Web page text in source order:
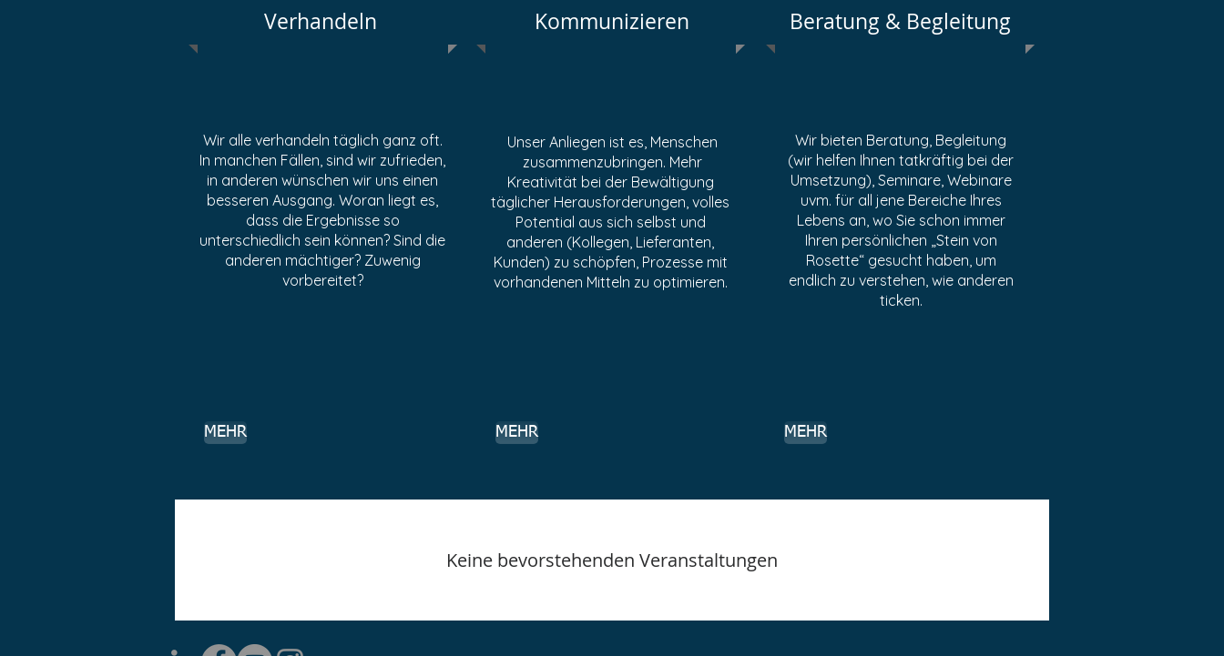
Verhandeln
Wir alle verhandeln täglich ganz oft.
In manchen Fällen, sind wir zufrieden,
in anderen wünschen wir uns einen
besseren Ausgang. Woran liegt es,
dass die Ergebnisse so
unterschiedlich sein können? Sind die
anderen mächtiger? Zuwenig
vorbereitet?
MEHR
Kommunizieren
Unser Anliegen ist es, Menschen
zusammenzubringen. Mehr
Kreativität bei der Bewältigung
täglicher Herausforderungen, volles
Potential aus sich selbst und
anderen (Kollegen, Lieferanten,
Kunden) zu schöpfen, Prozesse mit
vorhandenen Mitteln zu optimieren.
MEHR
Beratung & Begleitung
Wir bieten Beratung, Begleitung
(wir helfen Ihnen tatkräftig bei der
Umsetzung), Seminare, Webinare
uvm. für all jene Bereiche Ihres
Lebens an, wo Sie schon immer
Ihren persönlichen „Stein von
Rosette“ gesucht haben, um
endlich zu verstehen, wie anderen
ticken.
MEHR
Keine bevorstehenden Veranstaltungen